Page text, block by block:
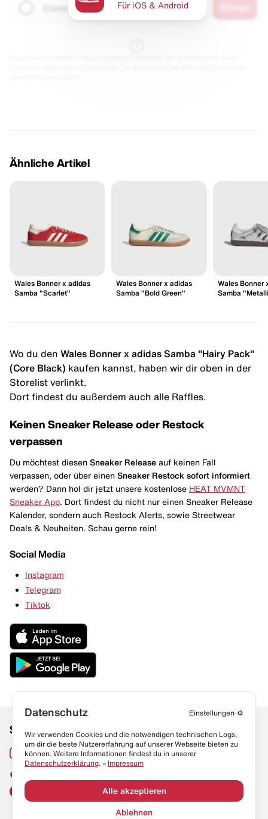
Consortium Für iOS & Android
Ähnliche Artikel
Wales Bonner x adidas
Samba "Scarlet"
Wales Bonner x adidas
Samba "Bold Green"
Wales Bonner
Samba
Wo du den Wales Bonner x adidas Samba "Hairy Pack"
(Core Black) kaufen kannst, haben wir dir oben in der
Storelist verlinkt.
Dort findest du außerdem auch alle Raffles.
Keinen Sneaker Release oder Restock
verpassen
Du möchtest diesen Sneaker Release auf keinen Fall
verpassen, oder über einen Sneaker Restock sofort informiert
werden? Dann hol dir jetzt unsere kostenlose HEAT MVMNT
Sneaker App . Dort findest du nicht nur einen Sneaker Release
Kalender, sondern auch Restock Alerts, sowie Streetwear
Deals & Neuheiten. Schau gerne rein!
Social Media
Instagram
Telegram
Tiktok
Social Media
Instagram
Links
Sneaker Lexikon
Resell Guide
Datenschutz
Datenschutz Einstellungen ⚙️
Wir verwenden Cookies und die notwendigen technischen Logs,
um dir die beste Nutzererfahrung auf unserer Webseite bieten zu
können. Weitere Informationen findest du in unserer
Datenschutzerklärung. – Impressum
Alle akzeptieren
Ablehnen